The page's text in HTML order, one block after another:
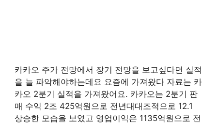
카카오 주가 전망에서 장기 전망을 보고싶다면 실적
을 늘 파악해야하는데요 요즘에 가져왔다 자료는 카
카오 2분기 실적을 가져왔어요. 카카오는 2분기 판
매 수익 2조 425억원으로 전년대대조적으로 12.1
상승한 모습을 보였고 영업이익은 1135억원으로 전